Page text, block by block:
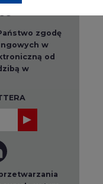
prywatności.